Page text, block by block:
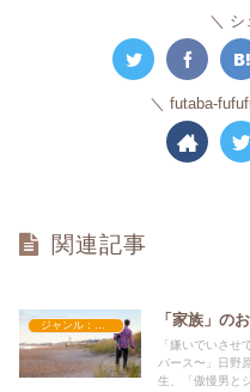
シ
futaba-
関連記事
ジャンル：家族 「家族」の
「嫌いでいさせ
バース〜」日野
生、「傲慢男と